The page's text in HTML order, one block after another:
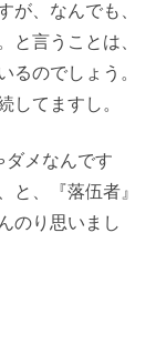
、なんでも、
と言うことは、
るのでしょう。
してますし。
ダメなんです
と、『落伍者』
のり思いまし